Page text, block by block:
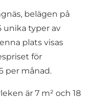
belägen på
unika typer av
plats visas
för
per månad.
är 7 m² och 18